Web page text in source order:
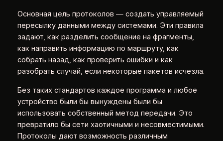
Основная цель протоколов — создать управляемый
пересылку данными между системами. Эти правила
задают, как разделить сообщение на фрагменты,
как направить информацию по маршруту, как
собрать назад, как проверить ошибки и как
разобрать случай, если некоторые пакетов исчезла.
Без таких стандартов каждое программа и любое
устройство были бы вынуждены были бы
использовать собственный метод передачи. Это
превратило бы сети хаотичными и несовместимыми.
Протоколы дают возможность различным